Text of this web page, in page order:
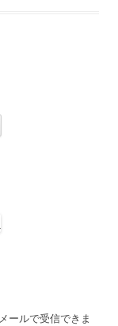
ールで受信できま